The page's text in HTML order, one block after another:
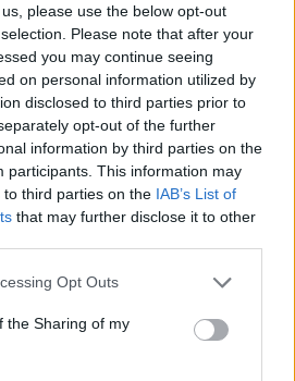
please use the below opt-out
Please note that after your
you may continue seeing
on personal information utilized by
disclosed to third parties prior to
opt-out of the further
information by third parties on the
participants. This information may
third parties on the IAB’s List of
that may further disclose it to other
app uses one or more Google
usage behaviour. You may click to
Google and its third-party tags to
specified purposes in below Google
Opt Outs
the Sharing of my
animalier in un must-have